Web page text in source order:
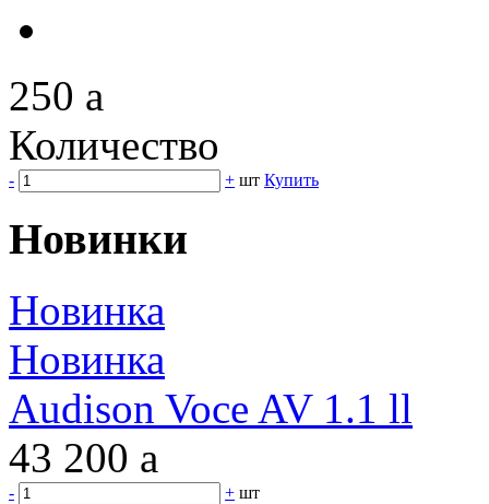
250 a
Количество
- + шт Купить
Новинки
Новинка
Новинка
Audison Voce AV 1.1 ll
43 200 a
- + шт